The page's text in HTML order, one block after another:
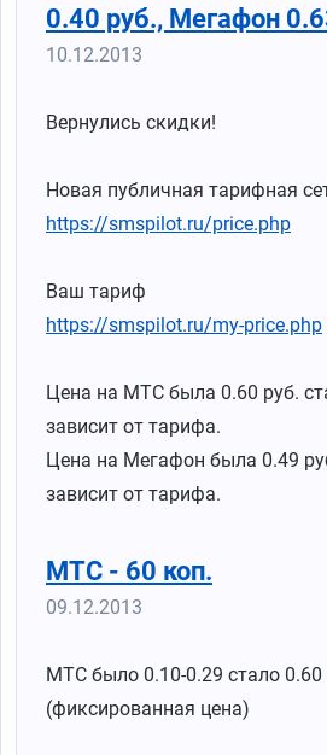
0.40 руб., Мегафон
10.12.2013
Вернулись скидки!
Новая публичная тарифная
https://smspilot.ru/price.php
Ваш тариф
https://smspilot.ru/my-price.php
Цена на МТС была 0.60 руб.
зависит от тарифа.
Цена на Мегафон была 0.49
зависит от тарифа.
МТС - 60 коп.
09.12.2013
МТС было 0.10-0.29 стало 0.60
(фиксированная цена)